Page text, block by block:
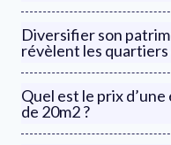
Diversifier son
révèlent les
Quel est le prix
de 20m2 ?